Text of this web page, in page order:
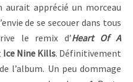
apprécié un morceau
de se secouer dans tous
le remix d’Heart Of A
Ice Nine Kills. Définitivement
l’album. Un peu dommage